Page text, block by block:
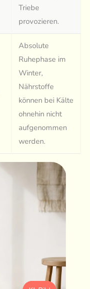
Triebe
provozieren.
Absolute
Ruhephase im
Winter,
Nährstoffe
können bei Kälte
ohnehin nicht
aufgenommen
werden.